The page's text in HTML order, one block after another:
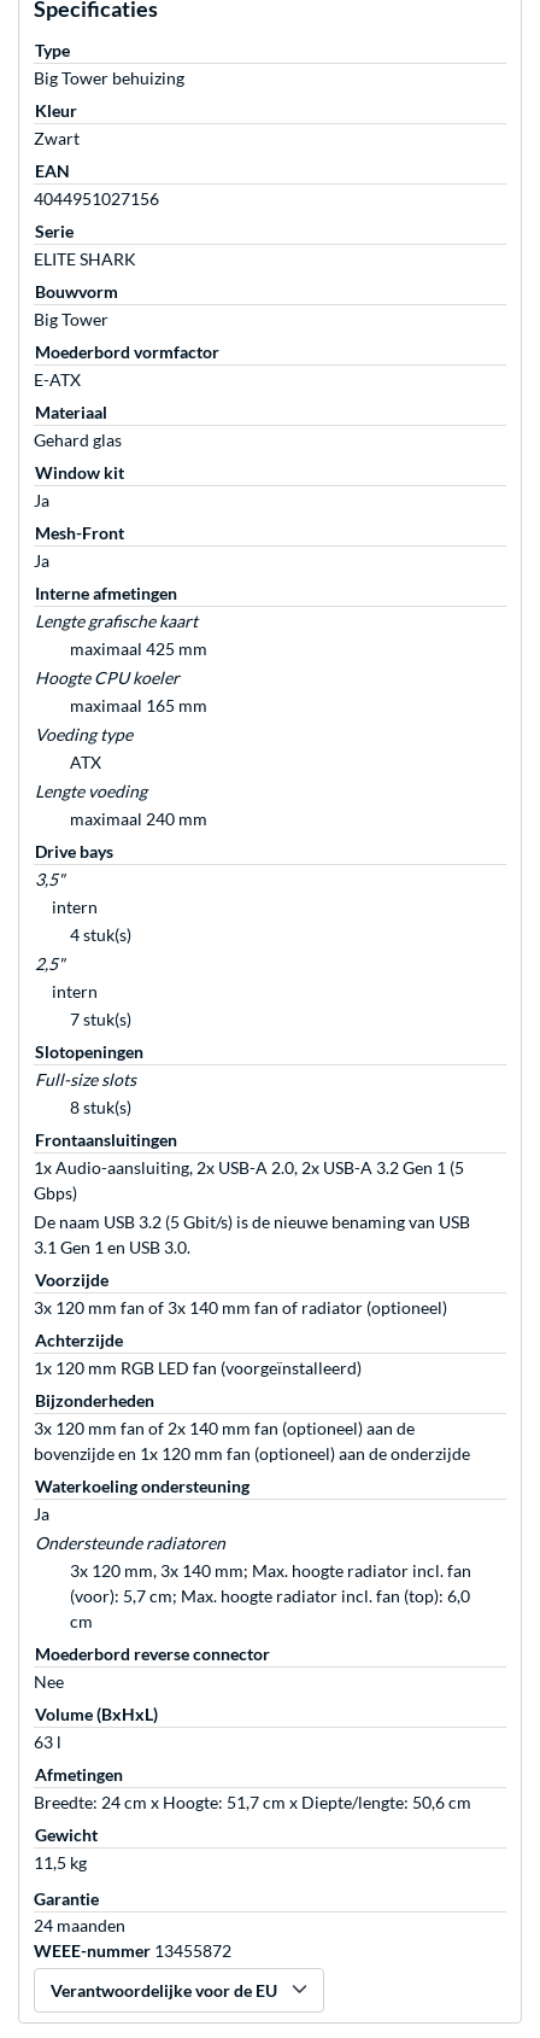
Specificaties
Type
Big Tower behuizing
Kleur
Zwart
EAN
4044951027156
Serie
ELITE SHARK
Bouwvorm
Big Tower
Moederbord vormfactor
E-ATX
Materiaal
Gehard glas
Window kit
Ja
Mesh-Front
Ja
Interne afmetingen
Lengte grafische kaart
maximaal 425 mm
Hoogte CPU koeler
maximaal 165 mm
Voeding type
ATX
Lengte voeding
maximaal 240 mm
Drive bays
3,5"
intern
4 stuk(s)
2,5"
intern
7 stuk(s)
Slotopeningen
Full-size slots
8 stuk(s)
Frontaansluitingen
1x Audio-aansluiting, 2x USB-A 2.0, 2x USB-A 3.2 Gen 1 (5
Gbps)
De naam USB 3.2 (5 Gbit/s) is de nieuwe benaming van USB
3.1 Gen 1 en USB 3.0.
Voorzijde
3x 120 mm fan of 3x 140 mm fan of radiator (optioneel)
Achterzijde
1x 120 mm RGB LED fan (voorgeïnstalleerd)
Bijzonderheden
3x 120 mm fan of 2x 140 mm fan (optioneel) aan de
bovenzijde en 1x 120 mm fan (optioneel) aan de onderzijde
Waterkoeling ondersteuning
Ja
Ondersteunde radiatoren
3x 120 mm, 3x 140 mm; Max. hoogte radiator incl. fan
(voor): 5,7 cm; Max. hoogte radiator incl. fan (top): 6,0
cm
Moederbord reverse connector
Nee
Volume (BxHxL)
63 l
Afmetingen
Breedte: 24 cm x Hoogte: 51,7 cm x Diepte/lengte: 50,6 cm
Gewicht
11,5 kg
Garantie
24 maanden
WEEE-nummer 13455872
Verantwoordelijke voor de EU